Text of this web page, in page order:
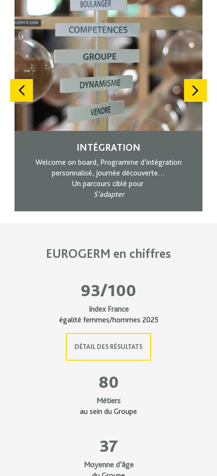
INTÉGRATION
Welcome on board, Programme d’intégration
personnalisé, journée découverte…
Un parcours ciblé pour
S’adapter
EUROGERM en chiffres
93/100
Index France
égalité femmes/hommes 2025
DÉTAIL DES RÉSULTATS
80
Métiers
au sein du Groupe
37
Moyenne d’âge